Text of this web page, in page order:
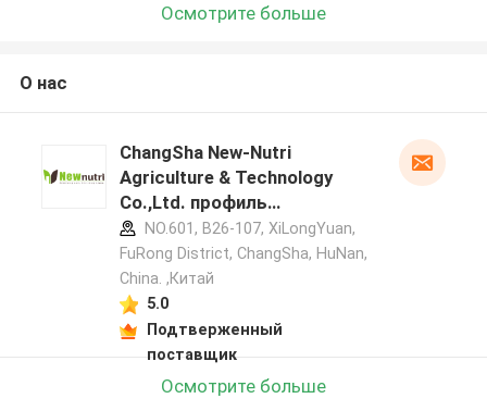
Осмотрите больше
О нас
ChangSha New-Nutri
Agriculture & Technology
Co.,Ltd. профиль
производителя
NO.601, B26-107, XiLongYuan,
FuRong District, ChangSha, HuNan,
China. ,Китай
5.0
Подтверженный
поставщик
Осмотрите больше